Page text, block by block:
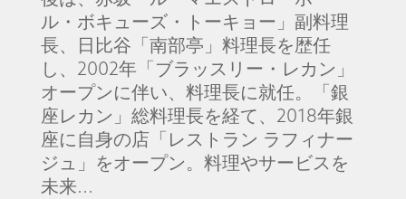
ル・ボキューズ・トーキョー」副料理
長、日比谷「南部亭」料理長を歴任
し、2002年「ブラッスリー・レカン」
オープンに伴い、料理長に就任。「銀
座レカン」総料理長を経て、2018年銀
座に自身の店「レストラン ラフィナー
ジュ」をオープン。料理やサービスを
未来...